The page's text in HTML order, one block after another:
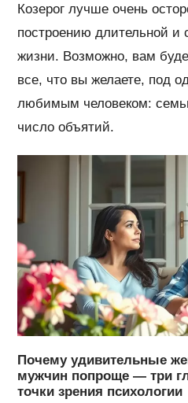
Козерог лучше очень
построению длительной и
жизни. Возможно, вам
все, что вы желаете, под
любимым человеком:
число объятий.
Почему удивительные
мужчин попроще — три
точки зрения психологии